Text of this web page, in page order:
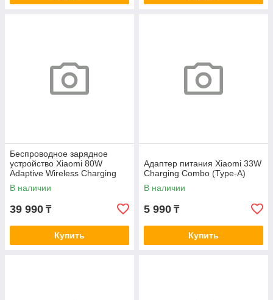
Беспроводное зарядное
устройство Xiaomi 80W
Adaptive Wireless Charging
Stand
В наличии
39 990 ₸
Купить
Адаптер питания Xiaomi 33W
Charging Combo (Type-A)
В наличии
5 990 ₸
Купить